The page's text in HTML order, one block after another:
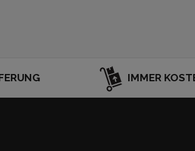
IMMER